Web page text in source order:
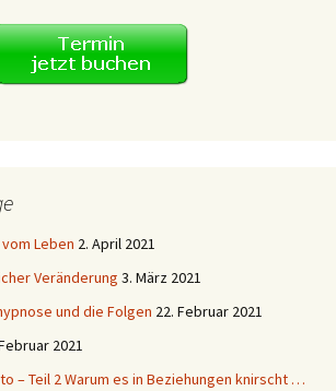
Leben 2. April 2021
Veränderung 3. März 2021
und die Folgen 22. Februar 2021
2021
– Teil 2 Warum es in Beziehungen knirscht …